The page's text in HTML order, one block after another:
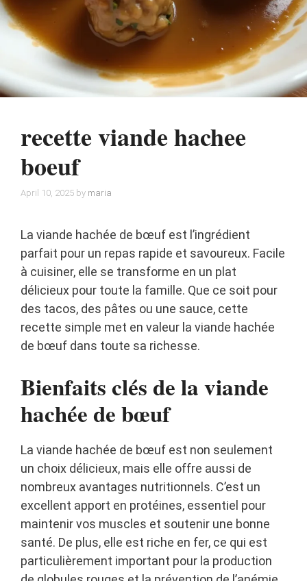
recette viande hachee
boeuf
April 10, 2025 by maria
La viande hachée de bœuf est l’ingrédient
parfait pour un repas rapide et savoureux. Facile
à cuisiner, elle se transforme en un plat
délicieux pour toute la famille. Que ce soit pour
des tacos, des pâtes ou une sauce, cette
recette simple met en valeur la viande hachée
de bœuf dans toute sa richesse.
Bienfaits clés de la viande
hachée de bœuf
La viande hachée de bœuf est non seulement
un choix délicieux, mais elle offre aussi de
nombreux avantages nutritionnels. C’est un
excellent apport en protéines, essentiel pour
maintenir vos muscles et soutenir une bonne
santé. De plus, elle est riche en fer, ce qui est
particulièrement important pour la production